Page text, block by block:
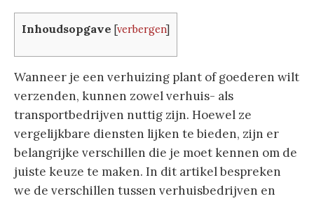
Inhoudsopgave [verbergen]
Wanneer je een verhuizing plant of goederen wilt
verzenden, kunnen zowel verhuis- als
transportbedrijven nuttig zijn. Hoewel ze
vergelijkbare diensten lijken te bieden, zijn er
belangrijke verschillen die je moet kennen om de
juiste keuze te maken. In dit artikel bespreken
we de verschillen tussen verhuisbedrijven en